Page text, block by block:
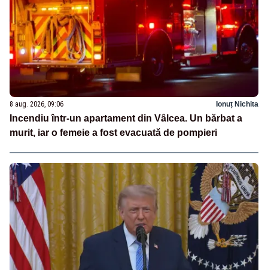
8 aug. 2026, 09:06 Ionuț Nichita
Incendiu într-un apartament din Vâlcea. Un bărbat a
murit, iar o femeie a fost evacuată de pompieri